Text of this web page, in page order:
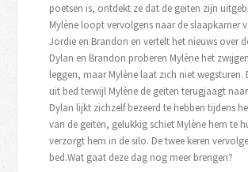
poetsen is, ontdekt ze dat de geiten zijn
Mylène loopt vervolgens naar de slaapkamer
Jordie en Brandon en vertelt het nieuws over
Dylan en Brandon proberen Mylène het
leggen, maar Mylène laat zich niet wegsturen.
uit bed terwijl Mylène de geiten terugjaagt
Dylan lijkt zichzelf bezeerd te hebben tijdens
van de geiten, gelukkig schiet Mylène hem te
verzorgt hem in de silo. De twee keren
bed.Wat gaat deze dag nog meer brengen?